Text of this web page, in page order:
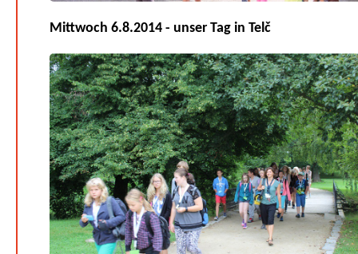
Mittwoch 6.8.2014 - unser Tag in Telč